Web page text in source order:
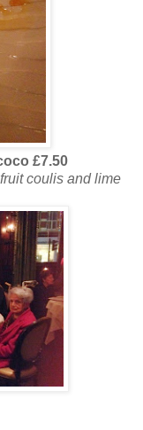
£7.50
coulis and lime